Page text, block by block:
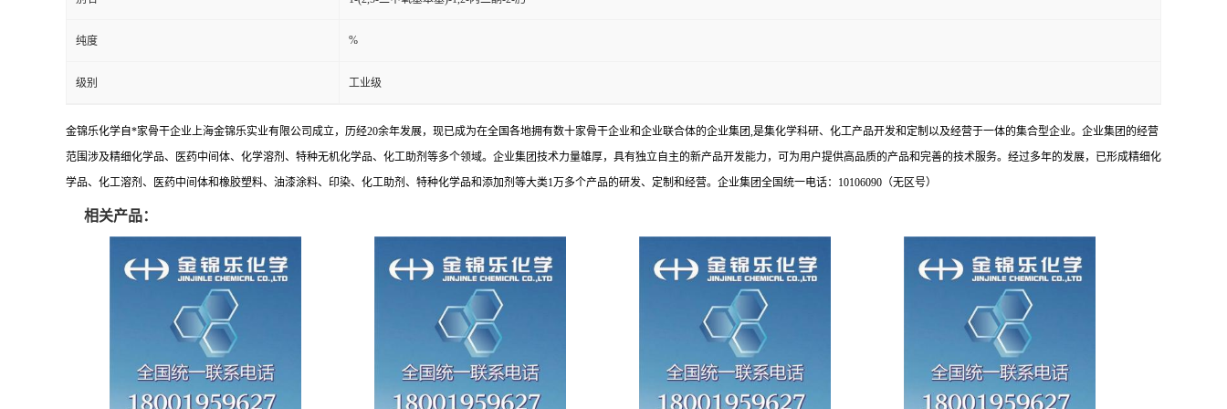
纯度 %
级别 工业级
金锦乐化学自*家骨干企业上海金锦乐实业有限公司成立，历经20余年发展，现已成为在全国各地拥有数十家骨干企业和企业联合体的企业集团,是集化学科研、化工产品开发和定制以及经营于一体的集合型企业。企业集团的经营
范围涉及精细化学品、医药中间体、化学溶剂、特种无机化学品、化工助剂等多个领域。企业集团技术力量雄厚，具有独立自主的新产品开发能力，可为用户提供高品质的产品和完善的技术服务。经过多年的发展，已形成精细化
学品、化工溶剂、医药中间体和橡胶塑料、油漆涂料、印染、化工助剂、特种化学品和添加剂等大类1万多个产品的研发、定制和经营。企业集团全国统一电话：10106090（无区号）
相关产品：